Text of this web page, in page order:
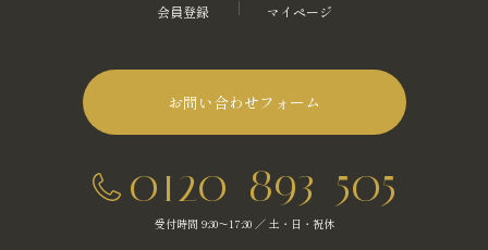
会員登録 マイページ
お問い合わせフォーム
0120-893-505
受付時間 9:30～17:30 ／ 土・日・祝休